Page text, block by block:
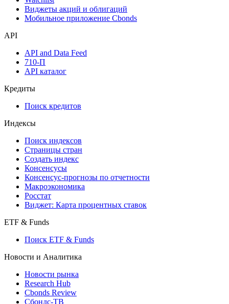
Инструментарий
Надстройка Excel
Мобильное приложение Cbonds
API
API and Data Feed
API каталог
Кредиты
Поиск кредитов
Индексы
Поиск индексов
Страницы стран
Создать индекс
Консенсусы
Консенсус-прогнозы по отчетности
Макроэкономика
Виджет: Карта процентных ставок
ETF & Funds
Поиск ETF & Funds
Новости и Аналитика